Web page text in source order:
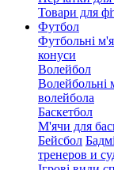
Товари для
Футбол
Футбольні
конуси
Волейбол
Волейбольні
волейбола
Баскетбол
М'ячи для
Бейсбол
тренеров и